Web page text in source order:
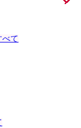
べて